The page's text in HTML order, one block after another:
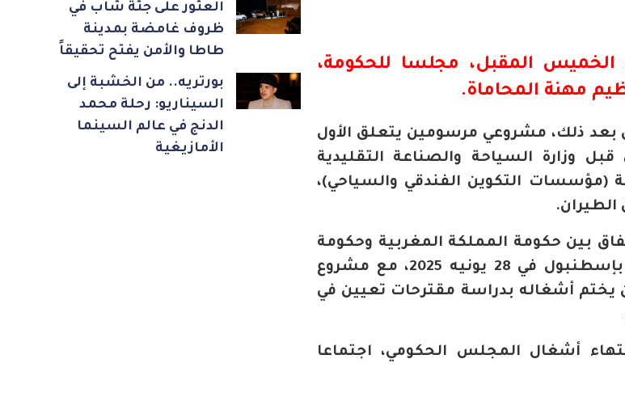
المقبل، مجلسا للحكومة،
مهنة المحاماة.
بعد ذلك، مشروعي مرسومين يتعلق الأول
وزارة السياحة والصناعة التقليدية
(مؤسسات التكوين الفندقي والسياحي)،
الطيران.
بين حكومة المملكة المغربية وحكومة
أوكرانيا بشأن النقل الدولي عبر الطرق الموقع بإسطنبول في 28 يونيه 2025، مع مشروع
يختم أشغاله بدراسة مقترحات تعيين في
أشغال المجلس الحكومي، اجتماعا
العثور على جثة شاب في
ظروف غامضة بمدينة
طاطا والأمن يفتح تحقيقاً
بورتريه.. من الخشبة إلى
السيناريو: رحلة محمد
الدنج في عالم السينما
الأمازيغية